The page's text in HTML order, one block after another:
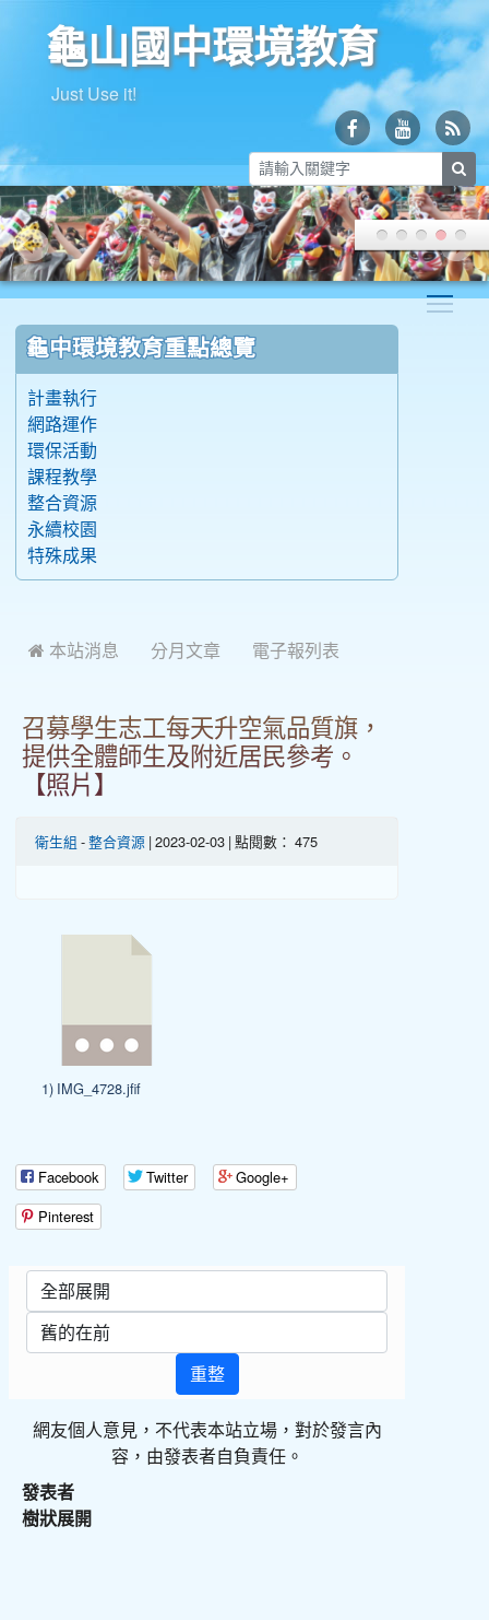
龜山國中環境教育
Just Use it!
龜中環境教育重點總覽
計畫執行
網路運作
環保活動
課程教學
整合資源
永續校園
特殊成果
 本站消息 分月文章 電子報列表
召募學生志工每天升空氣品質旗，
提供全體師生及附近居民參考。
【照片】
衛生組 - 整合資源 | 2023-02-03 | 點閱數： 475
1) IMG_4728.jfif
Facebook Twitter
Google+
Pinterest
重整
網友個人意見，不代表本站立場，對於發言內
容，由發表者自負責任。
發表者
樹狀展開